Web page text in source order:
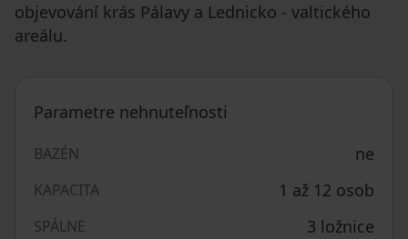
objevování krás Pálavy a Lednicko - valtického
areálu.
Parametre nehnuteľnosti
BAZÉN ne
KAPACITA 1 až 12 osob
SPÁLNE 3 ložnice